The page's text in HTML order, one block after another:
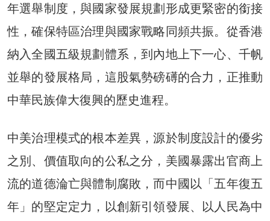
年選舉制度，與國家發展規劃形成更緊密的銜接
性，確保特區治理與國家戰略同頻共振。從香港
納入全國五級規劃體系，到內地上下一心、千帆
並舉的發展格局，這股氣勢磅礡的合力，正推動
中華民族偉大復興的歷史進程。
中美治理模式的根本差異，源於制度設計的優劣
之別、價值取向的公私之分，美國暴露出官商上
流的道德淪亡與體制腐敗，而中國以「五年復五
年」的堅定定力，以創新引領發展、以人民為中